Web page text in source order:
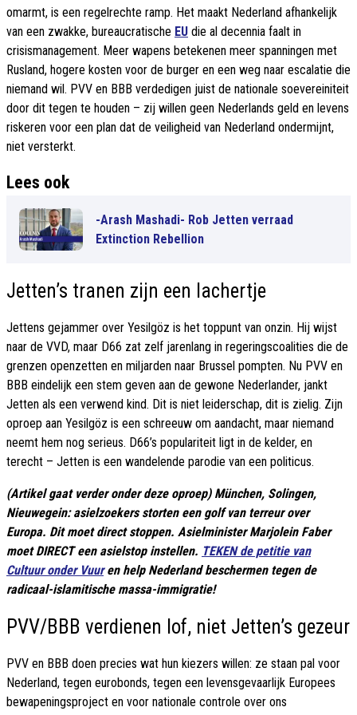
omarmt, is een regelrechte ramp. Het maakt Nederland afhankelijk
van een zwakke, bureaucratische EU die al decennia faalt in
crisismanagement. Meer wapens betekenen meer spanningen met
Rusland, hogere kosten voor de burger en een weg naar escalatie die
niemand wil. PVV en BBB verdedigen juist de nationale soevereiniteit
door dit tegen te houden – zij willen geen Nederlands geld en levens
riskeren voor een plan dat de veiligheid van Nederland ondermijnt,
niet versterkt.
Lees ook
-Arash Mashadi- Rob Jetten verraad
Extinction Rebellion
Jetten’s tranen zijn een lachertje
Jettens gejammer over Yesilgöz is het toppunt van onzin. Hij wijst
naar de VVD, maar D66 zat zelf jarenlang in regeringscoalities die de
grenzen openzetten en miljarden naar Brussel pompten. Nu PVV en
BBB eindelijk een stem geven aan de gewone Nederlander, jankt
Jetten als een verwend kind. Dit is niet leiderschap, dit is zielig. Zijn
oproep aan Yesilgöz is een schreeuw om aandacht, maar niemand
neemt hem nog serieus. D66’s populariteit ligt in de kelder, en
terecht – Jetten is een wandelende parodie van een politicus.
(Artikel gaat verder onder deze oproep) München, Solingen,
Nieuwegein: asielzoekers storten een golf van terreur over
Europa. Dit moet direct stoppen. Asielminister Marjolein Faber
moet DIRECT een asielstop instellen. TEKEN de petitie van
Cultuur onder Vuuren help Nederland beschermen tegen de
radicaal-islamitische massa-immigratie!
PVV/BBB verdienen lof, niet Jetten’s gezeur
PVV en BBB doen precies wat hun kiezers willen: ze staan pal voor
Nederland, tegen eurobonds, tegen een levensgevaarlijk Europees
bewapeningsproject en voor nationale controle over ons